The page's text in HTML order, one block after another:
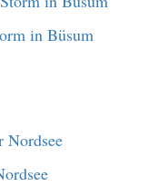
in Büsum